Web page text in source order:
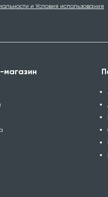
и Условия использования
магазин